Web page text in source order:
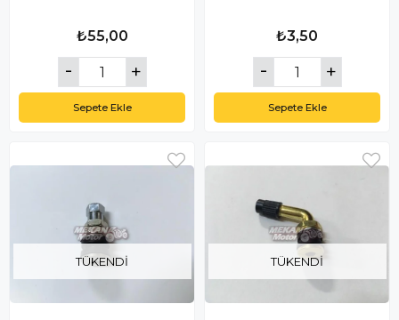
₺55,00
Sepete Ekle
₺3,50
Sepete Ekle
TÜKENDI TÜKENDI